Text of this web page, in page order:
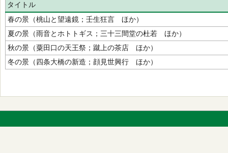
タイトル
春の景（桃山と望遠鏡；壬生狂言 ほか）
夏の景（雨音とホトトギス；三十三間堂の杜若 ほか）
秋の景（粟田口の天王祭；蹴上の茶店 ほか）
冬の景（四条大橋の新造；顔見世興行 ほか）